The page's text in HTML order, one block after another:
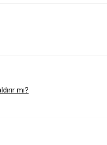
mı?